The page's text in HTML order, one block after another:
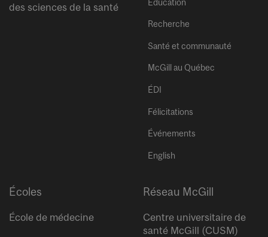
des sciences de la santé
Éducation
Recherche
Santé et communauté
McGill au Québec
ÉDI
Félicitations
Événements
English
Écoles
École de médecine
Réseau McGill
Centre universitaire de
santé McGill (CUSM)